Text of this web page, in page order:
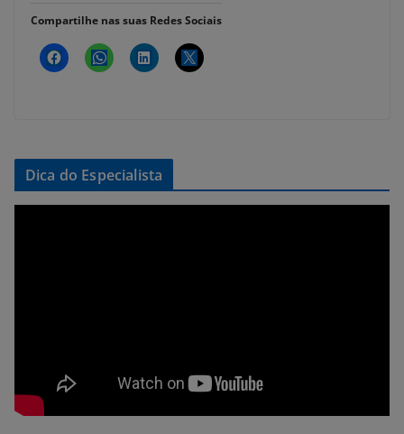
Compartilhe nas suas Redes Sociais
Dica do Especialista